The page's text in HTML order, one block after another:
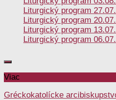
Liturgický program
Liturgický program
Liturgický program
Liturgický program
Viac
Gréckokatolícke